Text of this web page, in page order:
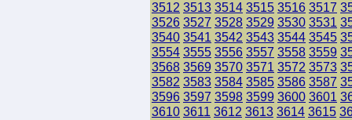
3512 3513 3514 3515 3516 3517
3526 3527 3528 3529 3530 3531
3540 3541 3542 3543 3544 3545
3554 3555 3556 3557 3558 3559
3568 3569 3570 3571 3572 3573
3582 3583 3584 3585 3586 3587
3596 3597 3598 3599 3600 3601
3610 3611 3612 3613 3614 3615